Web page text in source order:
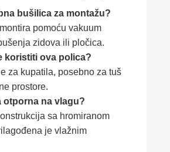
bušilica za montažu?
pomoću vakuum
zidova ili pločica.
koristiti ova polica?
za kupatila, posebno za tuš
prostore.
otporna na vlagu?
sa hromiranom
je vlažnim